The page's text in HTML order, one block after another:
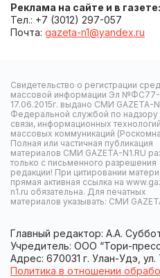
Реклама на сайте и в газете:
Тел.: +7 (3012) 297-057
Почта: gazeta-n1@yandex.ru
Свидетельство о регистрации
массовой информации Эл №ФС77-
17.06.2015г. выдано СМИ GAZETA-
Федеральной службой по
связи, информационных
массовых коммуникаций
Полная или частичная публикация
материалов СМИ GAZETA-N1.RU
только с письменного разрешения
редакции! При цитировании
прямая активная ссылка на
n1.ru обязательна. Для печатных
материалов указывать: СМИ
Главный редактор: А.А.
Учредитель: ООО “Тори-
Адрес: 670031 г. Улан-Удэ,
Политика в отношении